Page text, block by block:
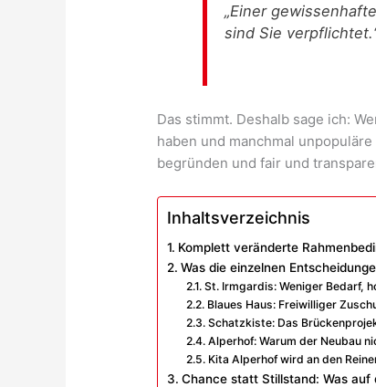
„Einer
sind Sie
Das stimmt. Deshalb sage ich:
haben und manchmal
begründen und fair und
Inhaltsverzeichnis
Komplett veränderte
Was die einzelnen
St. Irmgardis: Weniger Bedarf,
Blaues Haus: Freiwilliger
Schatzkiste: Das
Alperhof: Warum der Neubau
Kita Alperhof wird an den
Chance statt Stillstand: Was